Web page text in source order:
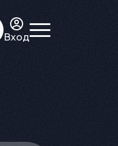
Вход